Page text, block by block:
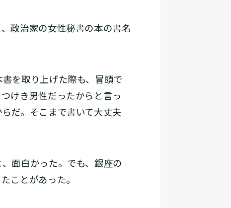
政治家の女性秘書の本の書名
を取り上げた際も、冒頭で
けき男性だったからと言っ
だ。そこまで書いて大丈夫
面白かった。でも、銀座の
ことがあった。